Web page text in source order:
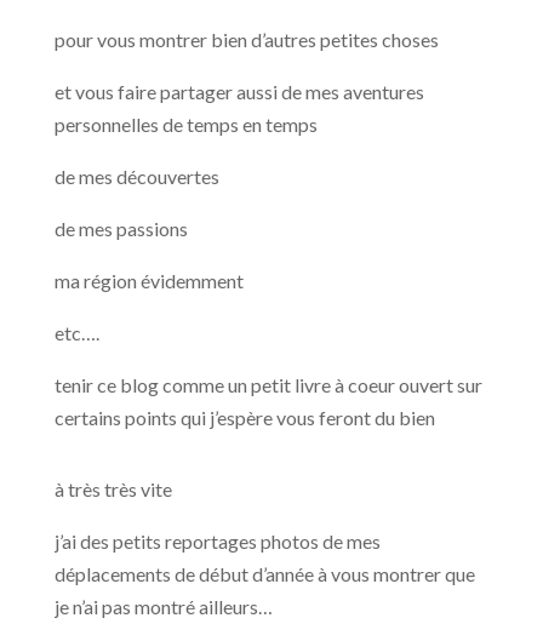
pour vous montrer bien d’autres petites choses
et vous faire partager aussi de mes aventures
personnelles de temps en temps
de mes découvertes
de mes passions
ma région évidemment
etc….
tenir ce blog comme un petit livre à coeur ouvert sur
certains points qui j’espère vous feront du bien
à très très vite
j’ai des petits reportages photos de mes
déplacements de début d’année à vous montrer que
je n’ai pas montré ailleurs…